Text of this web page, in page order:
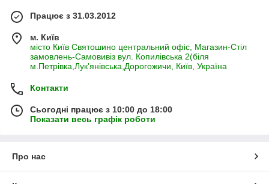
Працює з 31.03.2012
м. Київ
місто Київ Святошино центральний офіс, Магазин-Стіл
замовлень-Самовивіз вул. Копилівська 2(біля
м.Петрівка,Лук'янівська,Дорогожичи, Київ, Україна
Контакти
Сьогодні працює з 10:00 до 18:00
Показати весь графік роботи
Про нас